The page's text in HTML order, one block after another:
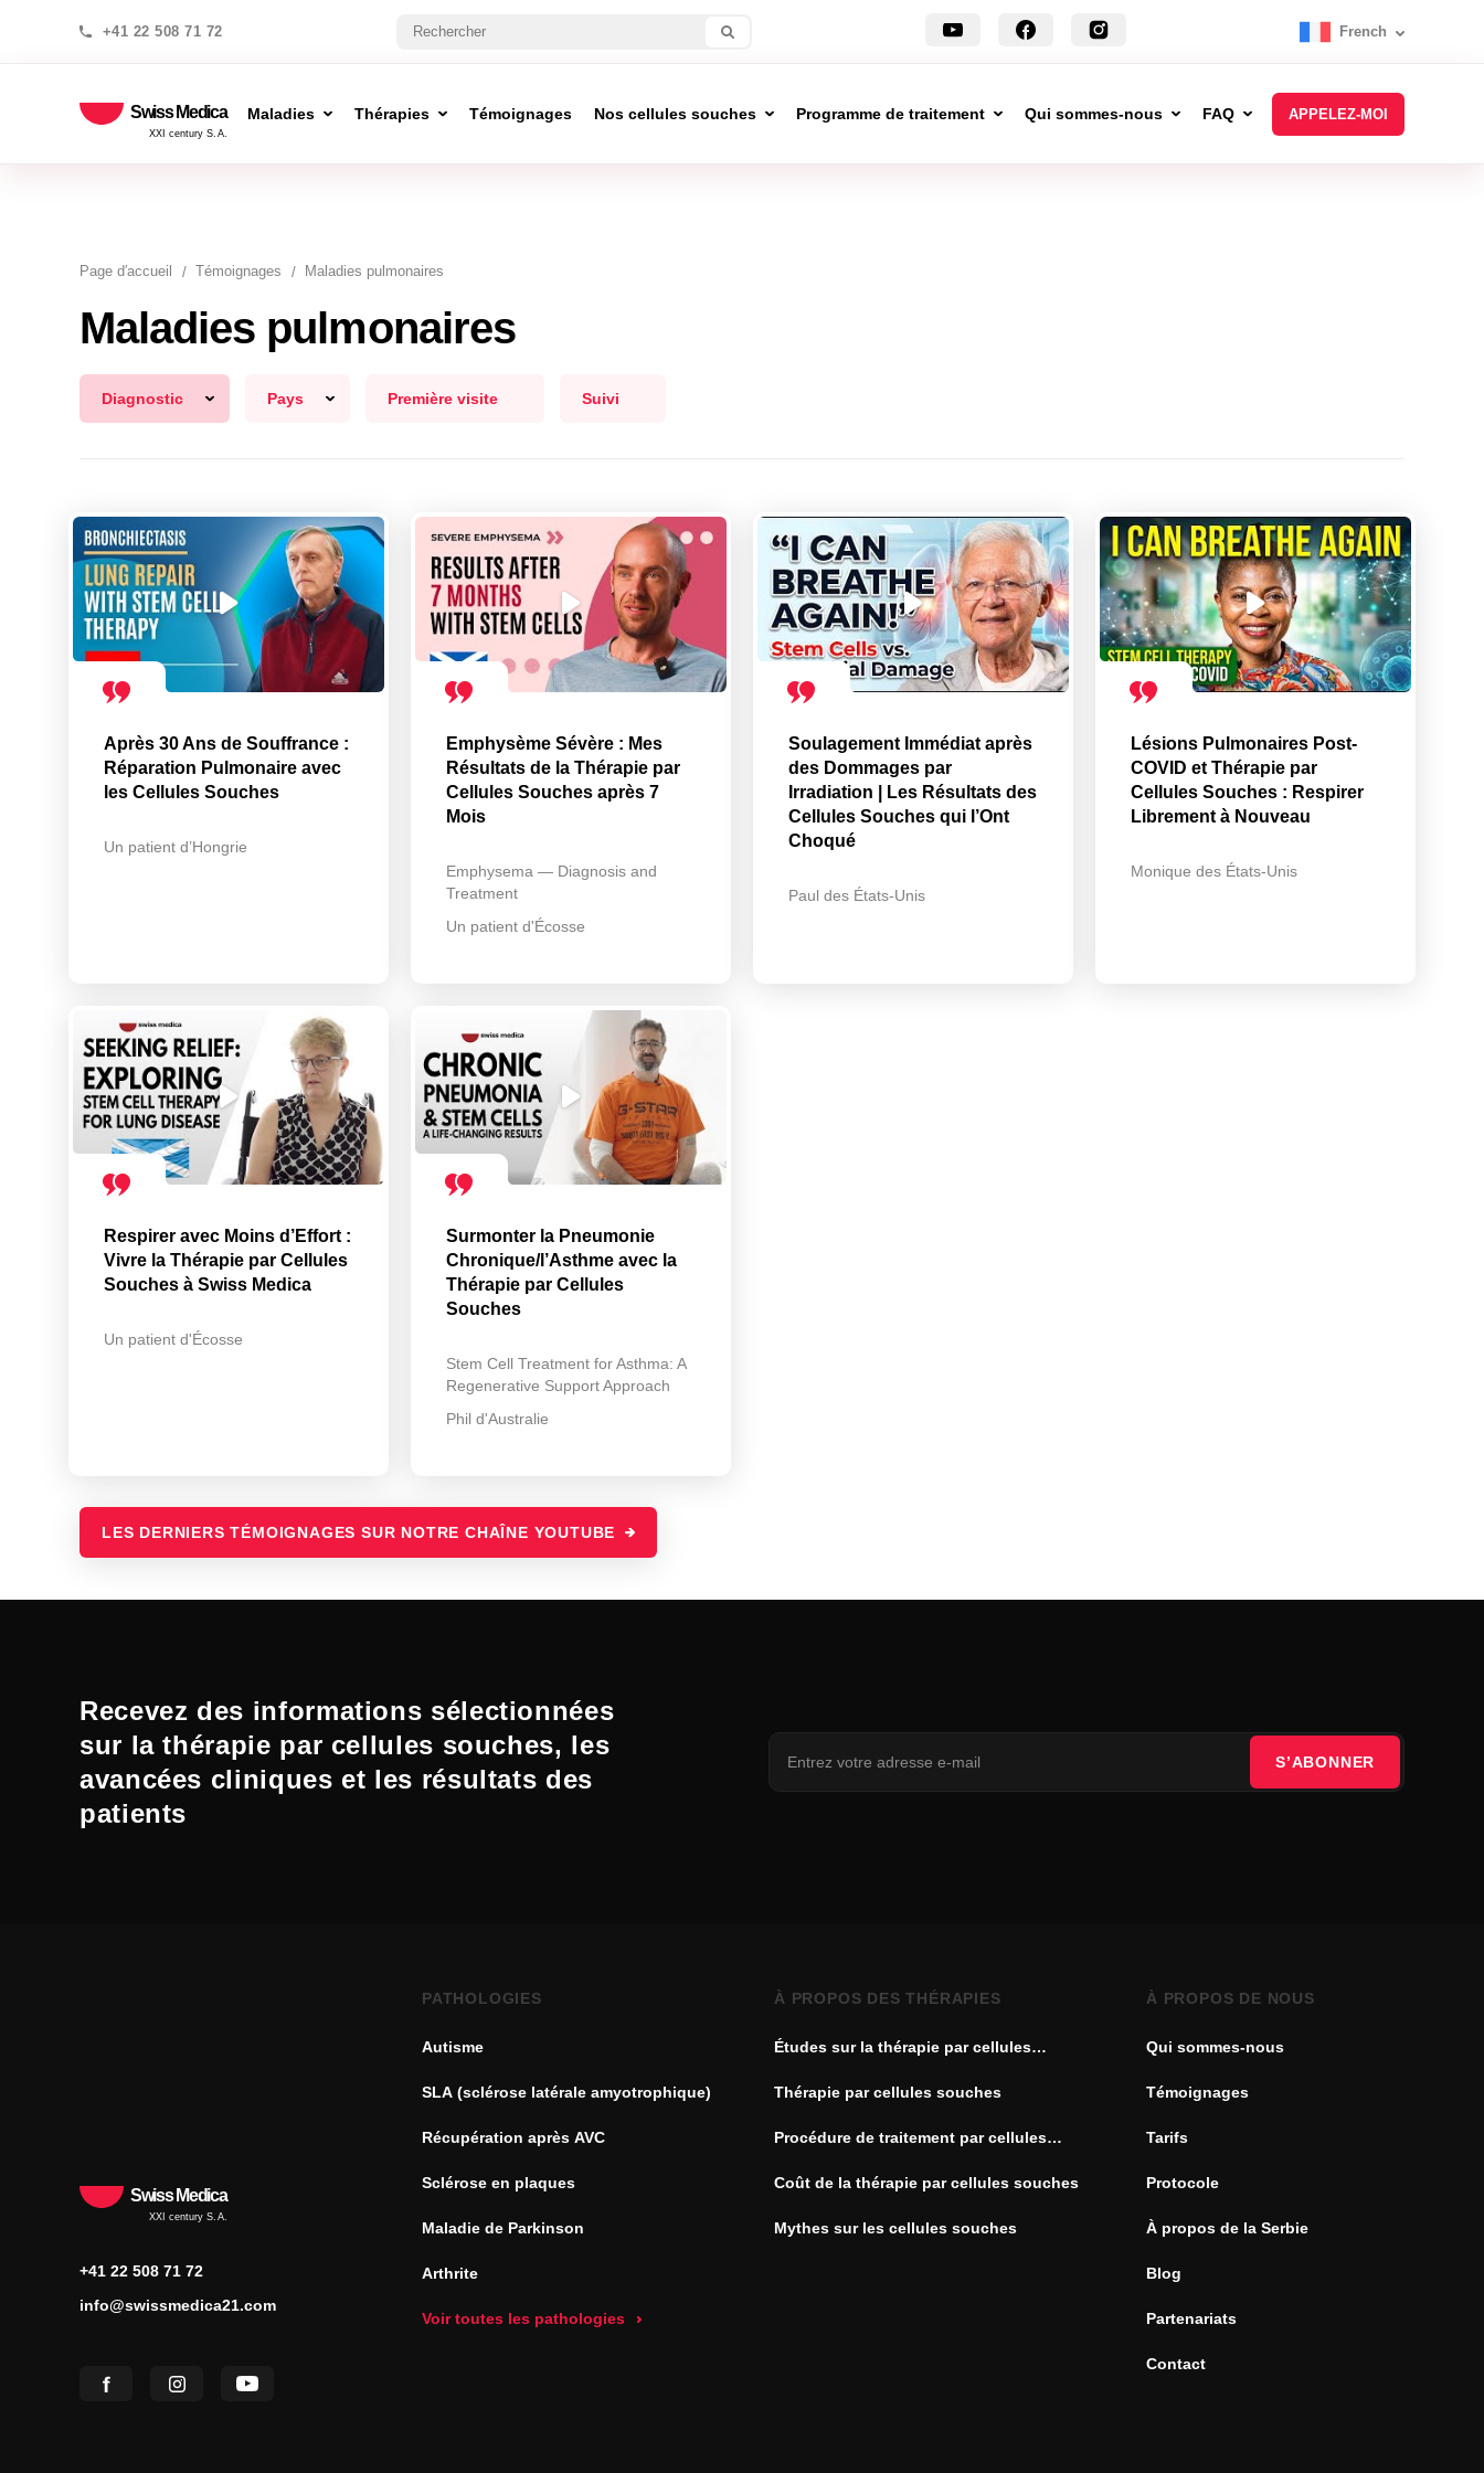
+41 22 508 71 72 French
Swiss Medica
XXI century S.A.
Maladies Thérapies Témoignages Nos cellules souches Programme de traitement Qui sommes-nous FAQ APPELEZ-MOI
Page d′accueil Témoignages Maladies pulmonaires
Maladies pulmonaires
Diagnostic Pays Première visite Suivi
Après 30 Ans de Souffrance :
Réparation Pulmonaire avec
les Cellules Souches
Un patient d’Hongrie
Emphysème Sévère : Mes
Résultats de la Thérapie par
Cellules Souches après 7
Mois
Emphysema — Diagnosis and
Treatment
Un patient d'Écosse
Soulagement Immédiat après
des Dommages par
Irradiation | Les Résultats des
Cellules Souches qui l’Ont
Choqué
Paul des États-Unis
Lésions Pulmonaires Post-
COVID et Thérapie par
Cellules Souches : Respirer
Librement à Nouveau
Monique des États-Unis
Respirer avec Moins d’Effort :
Vivre la Thérapie par Cellules
Souches à Swiss Medica
Un patient d'Écosse
Surmonter la Pneumonie
Chronique/l’Asthme avec la
Thérapie par Cellules
Souches
Stem Cell Treatment for Asthma: A
Regenerative Support Approach
Phil d'Australie
LES DERNIERS TÉMOIGNAGES SUR NOTRE CHAÎNE YOUTUBE
Recevez des informations sélectionnées
sur la thérapie par cellules souches, les
avancées cliniques et les résultats des
patients
S’ABONNER
Swiss Medica
XXI century S.A.
+41 22 508 71 72
info@swissmedica21.com
PATHOLOGIES
Autisme
SLA (sclérose latérale amyotrophique)
Récupération après AVC
Sclérose en plaques
Maladie de Parkinson
Arthrite
Voir toutes les pathologies
À PROPOS DES THÉRAPIES
Études sur la thérapie par cellules
Thérapie par cellules souches
Procédure de traitement par cellules
Coût de la thérapie par cellules souches
Mythes sur les cellules souches
À PROPOS DE NOUS
Qui sommes-nous
Témoignages
Tarifs
Protocole
À propos de la Serbie
Blog
Partenariats
Contact